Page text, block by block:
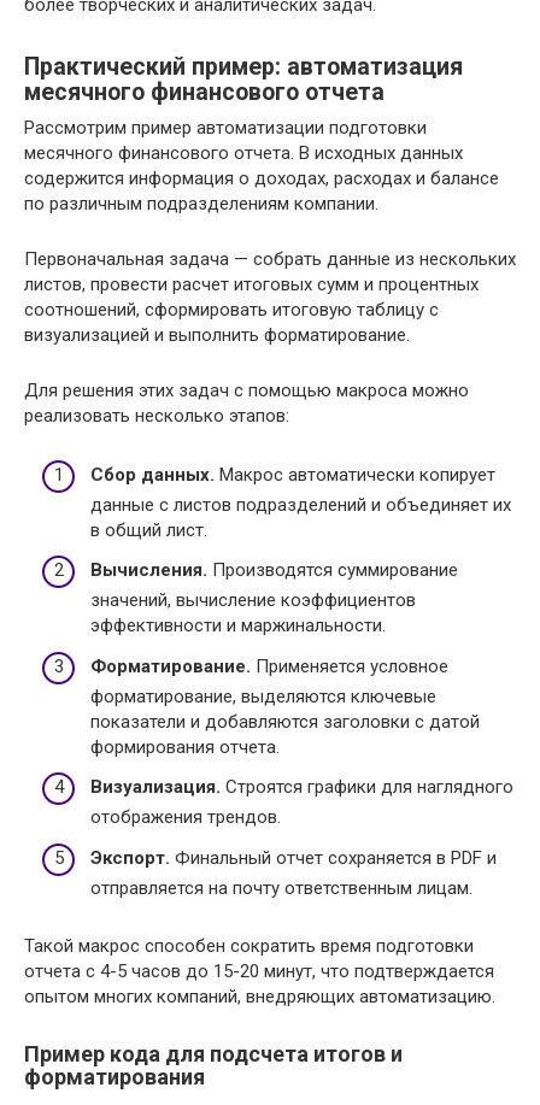
более творческих и аналитических задач.
Практический пример: автоматизация
месячного финансового отчета
Рассмотрим пример автоматизации подготовки
месячного финансового отчета. В исходных данных
содержится информация о доходах, расходах и балансе
по различным подразделениям компании.
Первоначальная задача — собрать данные из нескольких
листов, провести расчет итоговых сумм и процентных
соотношений, сформировать итоговую таблицу с
визуализацией и выполнить форматирование.
Для решения этих задач с помощью макроса можно
реализовать несколько этапов:
Сбор данных. Макрос автоматически копирует
данные с листов подразделений и объединяет их
в общий лист.
Вычисления. Производятся суммирование
значений, вычисление коэффициентов
эффективности и маржинальности.
Форматирование. Применяется условное
форматирование, выделяются ключевые
показатели и добавляются заголовки с датой
формирования отчета.
Визуализация. Строятся графики для наглядного
отображения трендов.
Экспорт. Финальный отчет сохраняется в PDF и
отправляется на почту ответственным лицам.
Такой макрос способен сократить время подготовки
отчета с 4-5 часов до 15-20 минут, что подтверждается
опытом многих компаний, внедряющих автоматизацию.
Пример кода для подсчета итогов и
форматирования